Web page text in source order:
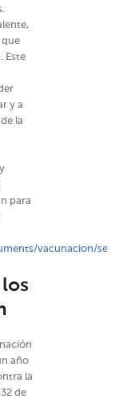
que
Este
y a
la
para
vacunacion/
año
la
de